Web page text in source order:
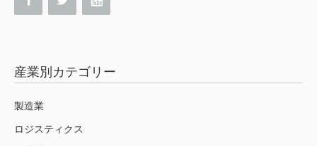
産業別カテゴリー
製造業
ロジスティクス